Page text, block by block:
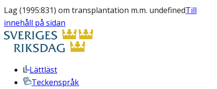
Lag (1995:831) om transplantation m.m. undefinedTill
innehåll på sidan
Lättläst
Teckenspråk